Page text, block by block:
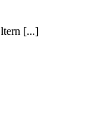
[...]